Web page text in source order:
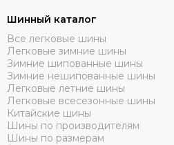
Шинный каталог
Все легковые шины
Легковые зимние шины
Зимние шипованные шины
Зимние нешипованные шины
Легковые летние шины
Легковые всесезонные шины
Китайские шины
Шины по производителям
Шины по размерам